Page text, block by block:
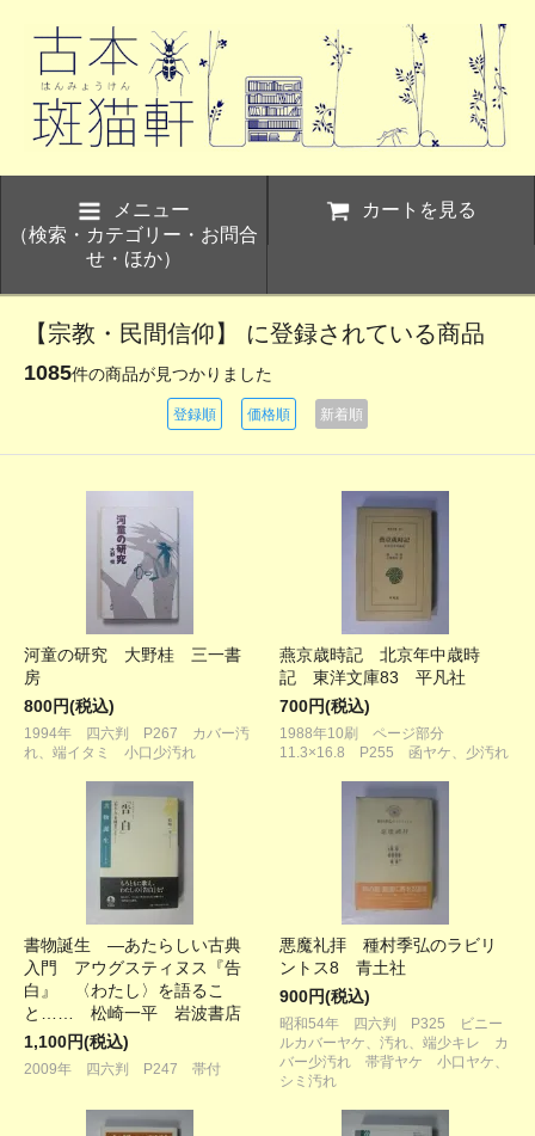
メニュー
（検索・カテゴリー・お問合
せ・ほか）
カートを見る
【宗教・民間信仰】 に登録されている商品
1085件の商品が見つかりました
登録順 価格順 新着順
河童の研究 大野桂 三一書
房
800円(税込)
1994年 四六判 P267 カバー汚
れ、端イタミ 小口少汚れ
燕京歳時記 北京年中歳時
記 東洋文庫83 平凡社
700円(税込)
1988年10刷 ページ部分
11.3×16.8 P255 函ヤケ、少汚れ
書物誕生 ―あたらしい古典
入門 アウグスティヌス『告
白』 〈わたし〉を語るこ
と…… 松崎一平 岩波書店
1,100円(税込)
2009年 四六判 P247 帯付
悪魔礼拝 種村季弘のラビリ
ントス8 青土社
900円(税込)
昭和54年 四六判 P325 ビニー
ルカバーヤケ、汚れ、端少キレ カ
バー少汚れ 帯背ヤケ 小口ヤケ、
シミ汚れ